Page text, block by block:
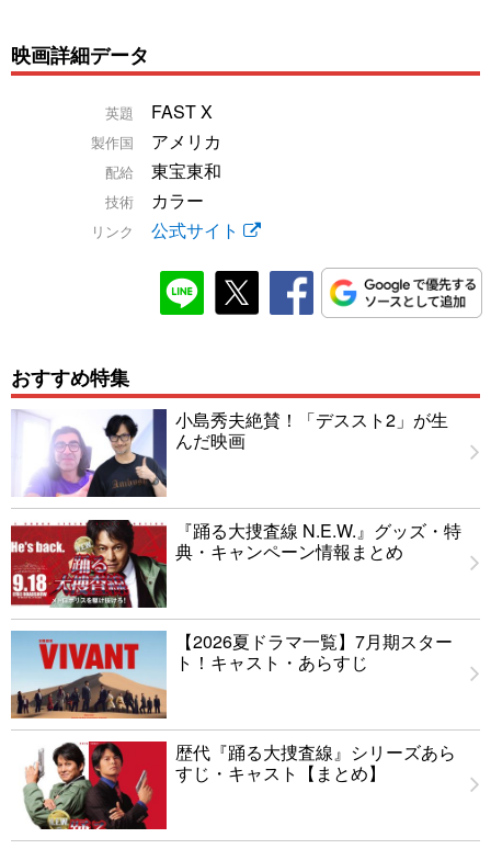
映画詳細データ
英題 FAST X
製作国 アメリカ
配給 東宝東和
技術 カラー
リンク 公式サイト
おすすめ特集
小島秀夫絶賛！「デススト2」が生
んだ映画
『踊る大捜査線 N.E.W.』グッズ・特
典・キャンペーン情報まとめ
【2026夏ドラマ一覧】7月期スター
ト！キャスト・あらすじ
歴代『踊る大捜査線』シリーズあら
すじ・キャスト【まとめ】